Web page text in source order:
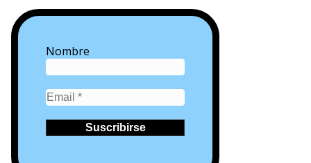
Nombre